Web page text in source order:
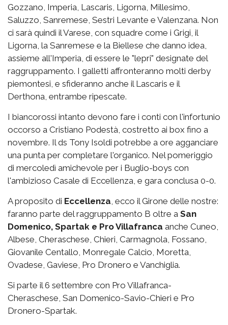
Gozzano, Imperia, Lascaris, Ligorna, Millesimo,
Saluzzo, Sanremese, Sestri Levante e Valenzana. Non
ci sarà quindi il Varese, con squadre come i Grigi, il
Ligorna, la Sanremese e la Biellese che danno idea,
assieme all'Imperia, di essere le "lepri" designate del
raggruppamento. I galletti affronteranno molti derby
piemontesi, e sfideranno anche il Lascaris e il
Derthona, entrambe ripescate.
I biancorossi intanto devono fare i conti con l'infortunio
occorso a Cristiano Podestà, costretto ai box fino a
novembre. Il ds Tony Isoldi potrebbe a ore agganciare
una punta per completare l'organico. Nel pomeriggio
di mercoledì amichevole per i Buglio-boys con
l'ambizioso Casale di Eccellenza, e gara conclusa 0-0.
A proposito di Eccellenza , ecco il Girone delle nostre:
faranno parte del raggruppamento B oltre a San
Domenico, Spartak e Pro Villafranca anche Cuneo,
Albese, Cheraschese, Chieri, Carmagnola, Fossano,
Giovanile Centallo, Monregale Calcio, Moretta,
Ovadese, Gaviese, Pro Dronero e Vanchiglia.
Si parte il 6 settembre con Pro Villafranca-
Cheraschese, San Domenico-Savio-Chieri e Pro
Dronero-Spartak.